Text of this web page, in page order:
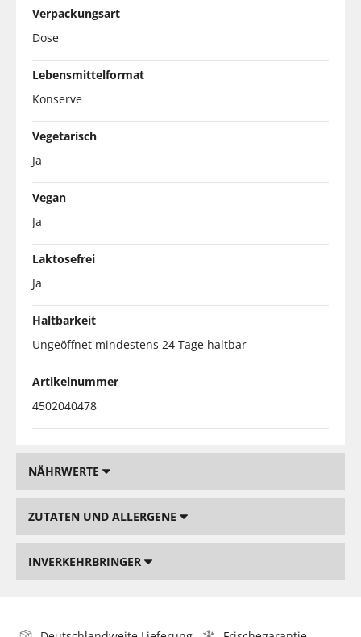
Verpackungsart
Dose
Lebensmittelformat
Konserve
Vegetarisch
Ja
Vegan
Ja
Laktosefrei
Ja
Haltbarkeit
Ungeöffnet mindestens 24 Tage haltbar
Artikelnummer
4502040478
NÄHRWERTE
ZUTATEN UND ALLERGENE
INVERKEHRBRINGER